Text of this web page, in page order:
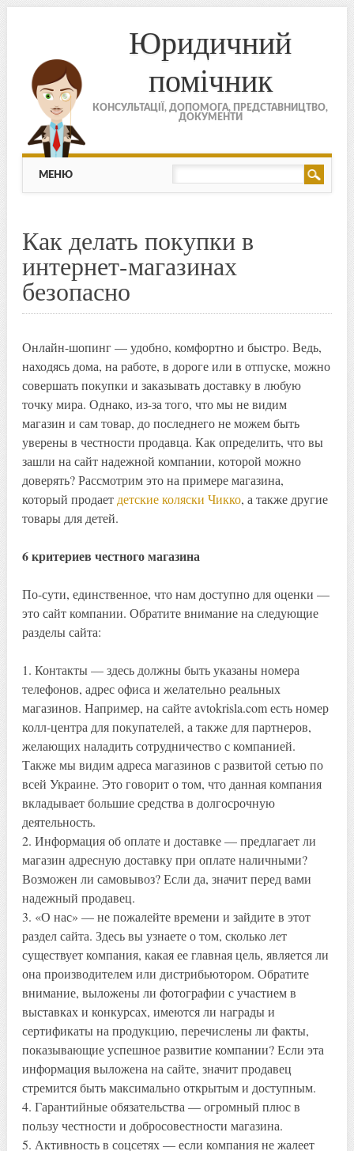
Юридичний
помічник
КОНСУЛЬТАЦІЇ, ДОПОМОГА, ПРЕДСТАВНИЦТВО,
ДОКУМЕНТИ
МЕНЮ
Skip to content
МЕНЮ
Как делать покупки в
интернет-магазинах
безопасно
Онлайн-шопинг — удобно, комфортно и быстро. Ведь,
находясь дома, на работе, в дороге или в отпуске, можно
совершать покупки и заказывать доставку в любую
точку мира. Однако, из-за того, что мы не видим
магазин и сам товар, до последнего не можем быть
уверены в честности продавца. Как определить, что вы
зашли на сайт надежной компании, которой можно
доверять? Рассмотрим это на примере магазина,
который продает детские коляски Чикко, а также другие
товары для детей.
6 критериев честного магазина
По-сути, единственное, что нам доступно для оценки —
это сайт компании. Обратите внимание на следующие
разделы сайта:
1. Контакты — здесь должны быть указаны номера
телефонов, адрес офиса и желательно реальных
магазинов. Например, на сайте avtokrisla.com есть номер
колл-центра для покупателей, а также для партнеров,
желающих наладить сотрудничество с компанией.
Также мы видим адреса магазинов с развитой сетью по
всей Украине. Это говорит о том, что данная компания
вкладывает большие средства в долгосрочную
деятельность.
2. Информация об оплате и доставке — предлагает ли
магазин адресную доставку при оплате наличными?
Возможен ли самовывоз? Если да, значит перед вами
надежный продавец.
3. «О нас» — не пожалейте времени и зайдите в этот
раздел сайта. Здесь вы узнаете о том, сколько лет
существует компания, какая ее главная цель, является ли
она производителем или дистрибьютором. Обратите
внимание, выложены ли фотографии с участием в
выставках и конкурсах, имеются ли награды и
сертификаты на продукцию, перечислены ли факты,
показывающие успешное развитие компании? Если эта
информация выложена на сайте, значит продавец
стремится быть максимально открытым и доступным.
4. Гарантийные обязательства — огромный плюс в
пользу честности и добросовестности магазина.
5. Активность в соцсетях — если компания не жалеет